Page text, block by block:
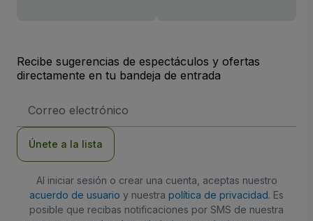
Recibe sugerencias de espectáculos y ofertas
directamente en tu bandeja de entrada
de
Únete a la lista
Al iniciar sesión o crear una cuenta, aceptas nuestro
acuerdo de usuario y nuestra política de privacidad. Es
posible que recibas notificaciones por SMS de nuestra